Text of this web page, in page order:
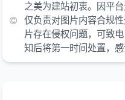
之美为建站初衷。因平
仅负责对图片内容合规
片存在侵权问题，可致
知后将第一时间处置，感